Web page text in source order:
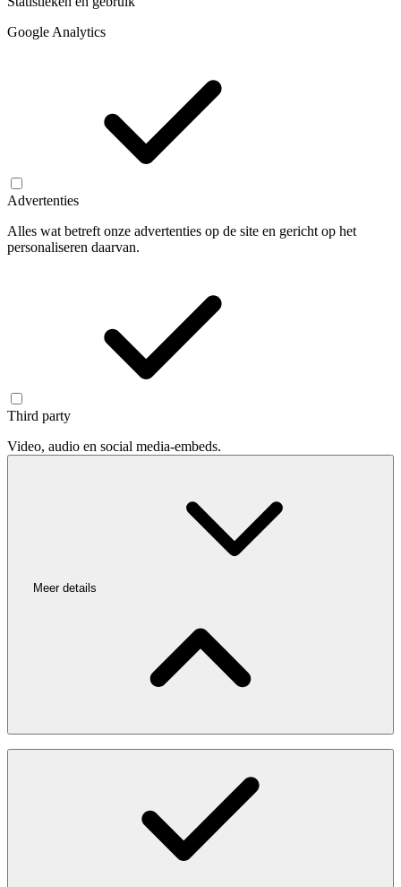
Google Analytics
Advertenties
Alles wat betreft onze advertenties op de site en gericht op het
personaliseren daarvan.
Third party
Video, audio en social media-embeds.
Meer details